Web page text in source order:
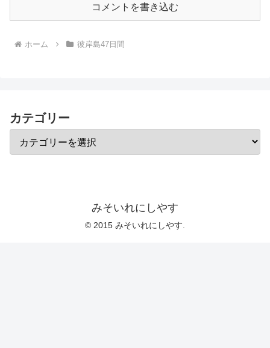
コメントを書き込む
ホーム 彼岸島47日間
カテゴリー
みそいれにしやす
© 2015 みそいれにしやす.